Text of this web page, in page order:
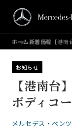
ホーム新着情報 【港
お知らせ
【港南台
ボディコ
メルセデス・ベン